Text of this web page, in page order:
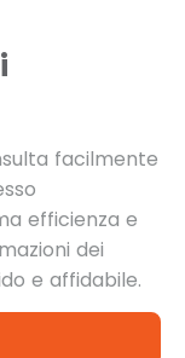
facilmente
efficienza e
dei
e affidabile.